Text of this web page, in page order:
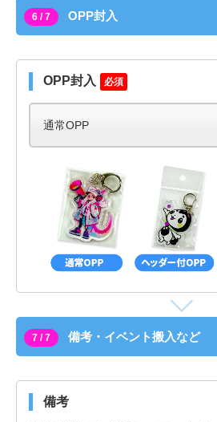
6 / 7 OPP封入
OPP封入 必須
7 / 7 備考・イベント搬入など
備考